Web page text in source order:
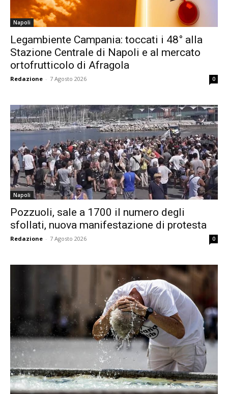
Napoli
Legambiente Campania: toccati i 48° alla
Stazione Centrale di Napoli e al mercato
ortofrutticolo di Afragola
Redazione - 7 Agosto 2026 0
Napoli
Pozzuoli, sale a 1700 il numero degli
sfollati, nuova manifestazione di protesta
Redazione - 7 Agosto 2026 0